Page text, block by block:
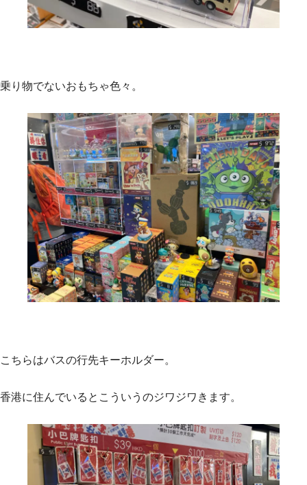
乗り物でないおもちゃ色々。
こちらはバスの行先キーホルダー。
香港に住んでいるとこういうのジワジワきます。